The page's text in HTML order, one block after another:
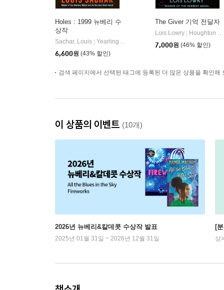
Holes : 1999 뉴베리 수
상작
Sachar, Louis
Yearling Books
6,600원 (43% 할인)
The Giver 기억 전달자
Lois Lowry
Houghton Mifflin Harcourt
7,000원 (46% 할인)
검색 페이지에서 선택된 태그에 등록된 더 많은 상품을 확인해
이 상품의 이벤트 (10개)
2026년 뉴베리&칼데콧 수상작 발표
2025년 01월 31일 ~ 2026년 12월 31일
[
상